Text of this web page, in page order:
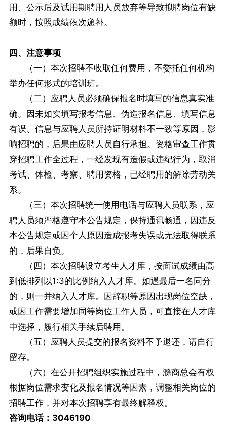
用、公示后及试用期聘用人员放弃等导致拟聘岗位有缺
额时，按照成绩依次递补。
四、注意事项
（一）本次招聘不收取任何费用，不委托任何机构
举办任何形式的培训班。
（二）应聘人员必须确保报名时填写的信息真实准
确。因未如实填写报考信息、伪造报名信息、填写信息
有误、信息与应聘人员所持证明材料不一致等原因，影
响招聘的，后果由应聘人员自行承担。资格审查工作贯
穿招聘工作全过程，一经发现有造假或违纪行为，取消
考试、体检、考察、聘用资格，已经聘用的解除劳动关
系。
（三）本次招聘统一使用电话与应聘人员联系，应
聘人员须严格遵守本公告规定，保持通讯畅通，因违反
本公告规定或因个人原因造成报考失误或无法取得联系
的，后果自负。
（四）本次招聘设立考生人才库，按面试成绩由高
到低排列以1:3的比例纳入人才库。如遇最后一名同分
的，则一并纳入人才库。因辞职等原因出现岗位空缺，
或因工作需要增加同等岗位工作人员，可直接在人才库
中选择，履行相关手续后聘用。
（五）应聘人员提交的报名资料不予退还，请自行
留存。
（六）在公开招聘组织实施过程中，滁商总会有权
根据岗位需求变化及报名情况等因素，调整相关岗位的
招聘工作，并对本次招聘享有最终解释权。
咨询电话：3046190